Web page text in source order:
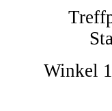
Winkel